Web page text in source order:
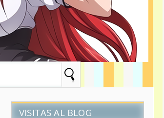
VISITAS AL BLOG